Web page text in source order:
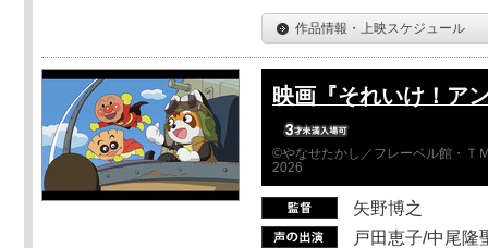
作品情報・上映スケジュール
映画『それいけ！ア
©やなせたかし／フレーベル館・Ｔ
2026
矢野博之
戸田恵子/中尾隆